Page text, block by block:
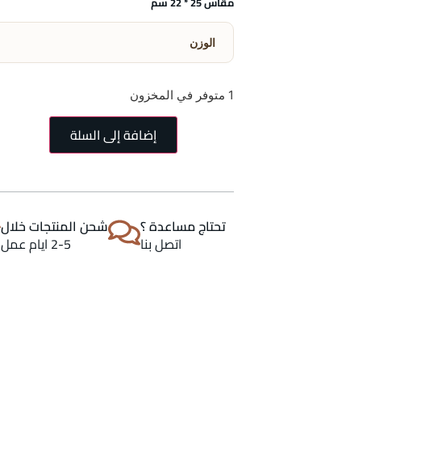
الوزن
1 متوفر في المخزون
إضافة إلى السلة
تحتاج مساعدة ؟
اتصل بنا
شحن المنتجات خلال
2-5 ايام عمل